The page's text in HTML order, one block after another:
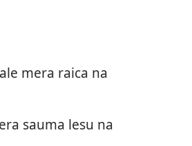
mera raica na
sauma lesu na